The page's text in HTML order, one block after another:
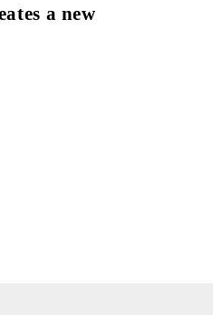
a new